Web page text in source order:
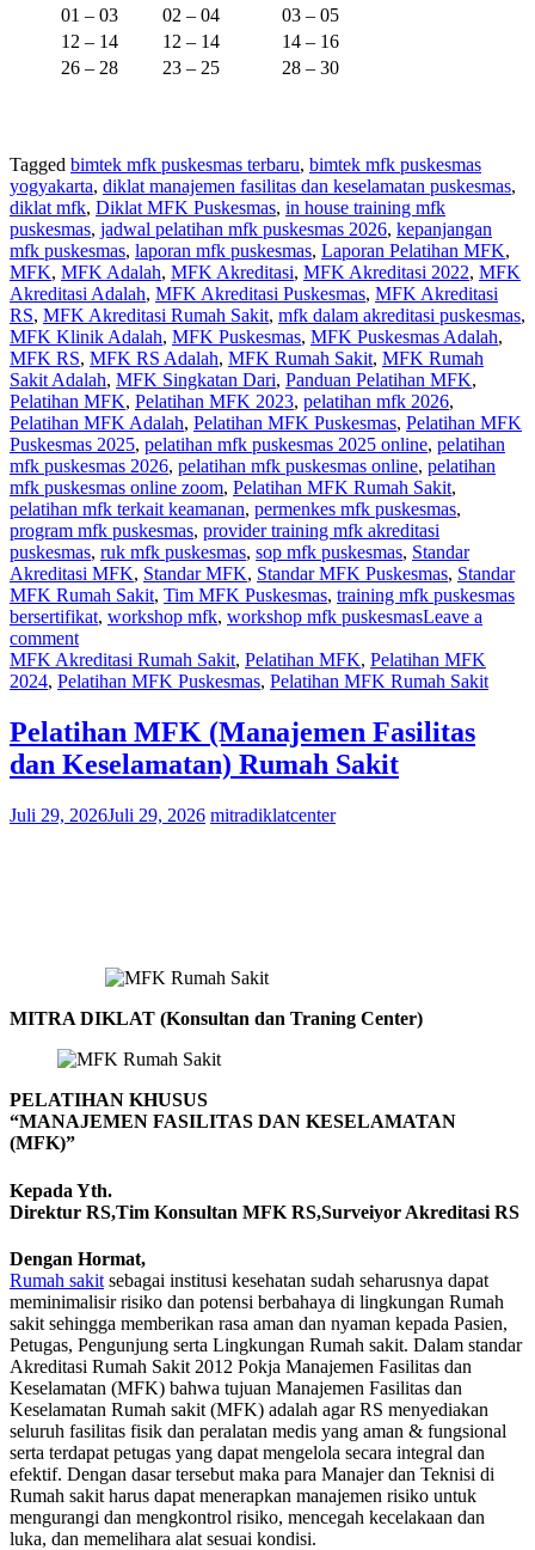
01 – 03
02 – 04
03 – 05
12 – 14
12 – 14
14 – 16
26 – 28
23 – 25 28 – 30
Tagged bimtek mfk puskesmas terbaru, bimtek mfk puskesmas
yogyakarta, diklat manajemen fasilitas dan keselamatan puskesmas,
diklat mfk, Diklat MFK Puskesmas, in house training mfk
puskesmas, jadwal pelatihan mfk puskesmas 2026, kepanjangan
mfk puskesmas, laporan mfk puskesmas, Laporan Pelatihan MFK,
MFK, MFK Adalah, MFK Akreditasi, MFK Akreditasi 2022, MFK
Akreditasi Adalah, MFK Akreditasi Puskesmas, MFK Akreditasi
RS, MFK Akreditasi Rumah Sakit, mfk dalam akreditasi puskesmas,
MFK Klinik Adalah, MFK Puskesmas, MFK Puskesmas Adalah,
MFK RS, MFK RS Adalah, MFK Rumah Sakit, MFK Rumah
Sakit Adalah, MFK Singkatan Dari, Panduan Pelatihan MFK,
Pelatihan MFK, Pelatihan MFK 2023, pelatihan mfk 2026,
Pelatihan MFK Adalah, Pelatihan MFK Puskesmas, Pelatihan MFK
Puskesmas 2025, pelatihan mfk puskesmas 2025 online, pelatihan
mfk puskesmas 2026, pelatihan mfk puskesmas online, pelatihan
mfk puskesmas online zoom, Pelatihan MFK Rumah Sakit,
pelatihan mfk terkait keamanan, permenkes mfk puskesmas,
program mfk puskesmas, provider training mfk akreditasi
puskesmas, ruk mfk puskesmas, sop mfk puskesmas, Standar
Akreditasi MFK, Standar MFK, Standar MFK Puskesmas, Standar
MFK Rumah Sakit, Tim MFK Puskesmas, training mfk puskesmas
bersertifikat, workshop mfk, workshop mfk puskesmasLeave a
comment
MFK Akreditasi Rumah Sakit, Pelatihan MFK, Pelatihan MFK
2024, Pelatihan MFK Puskesmas, Pelatihan MFK Rumah Sakit
Pelatihan MFK (Manajemen Fasilitas
dan Keselamatan) Rumah Sakit
Juli 29, 2026Juli 29, 2026 mitradiklatcenter
MITRA DIKLAT (Konsultan dan Traning Center)
PELATIHAN KHUSUS
“MANAJEMEN FASILITAS DAN KESELAMATAN
(MFK)”
Kepada Yth.
Direktur RS,Tim Konsultan MFK RS,Surveiyor Akreditasi RS
Dengan Hormat,
Rumah sakit sebagai institusi kesehatan sudah seharusnya dapat
meminimalisir risiko dan potensi berbahaya di lingkungan Rumah
sakit sehingga memberikan rasa aman dan nyaman kepada Pasien,
Petugas, Pengunjung serta Lingkungan Rumah sakit. Dalam standar
Akreditasi Rumah Sakit 2012 Pokja Manajemen Fasilitas dan
Keselamatan (MFK) bahwa tujuan Manajemen Fasilitas dan
Keselamatan Rumah sakit (MFK) adalah agar RS menyediakan
seluruh fasilitas fisik dan peralatan medis yang aman & fungsional
serta terdapat petugas yang dapat mengelola secara integral dan
efektif. Dengan dasar tersebut maka para Manajer dan Teknisi di
Rumah sakit harus dapat menerapkan manajemen risiko untuk
mengurangi dan mengkontrol risiko, mencegah kecelakaan dan
luka, dan memelihara alat sesuai kondisi.